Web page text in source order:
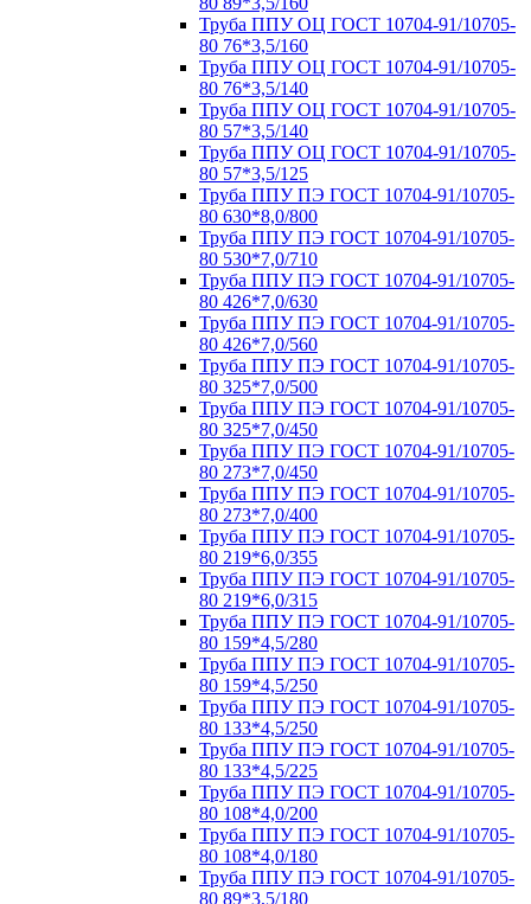
Труба ППУ ОЦ ГОСТ 10704-91/10705-
80 76*3,5/160
Труба ППУ ОЦ ГОСТ 10704-91/10705-
80 76*3,5/140
Труба ППУ ОЦ ГОСТ 10704-91/10705-
80 57*3,5/140
Труба ППУ ОЦ ГОСТ 10704-91/10705-
80 57*3,5/125
Труба ППУ ПЭ ГОСТ 10704-91/10705-
80 630*8,0/800
Труба ППУ ПЭ ГОСТ 10704-91/10705-
80 530*7,0/710
Труба ППУ ПЭ ГОСТ 10704-91/10705-
80 426*7,0/630
Труба ППУ ПЭ ГОСТ 10704-91/10705-
80 426*7,0/560
Труба ППУ ПЭ ГОСТ 10704-91/10705-
80 325*7,0/500
Труба ППУ ПЭ ГОСТ 10704-91/10705-
80 325*7,0/450
Труба ППУ ПЭ ГОСТ 10704-91/10705-
80 273*7,0/450
Труба ППУ ПЭ ГОСТ 10704-91/10705-
80 273*7,0/400
Труба ППУ ПЭ ГОСТ 10704-91/10705-
80 219*6,0/355
Труба ППУ ПЭ ГОСТ 10704-91/10705-
80 219*6,0/315
Труба ППУ ПЭ ГОСТ 10704-91/10705-
80 159*4,5/280
Труба ППУ ПЭ ГОСТ 10704-91/10705-
80 159*4,5/250
Труба ППУ ПЭ ГОСТ 10704-91/10705-
80 133*4,5/250
Труба ППУ ПЭ ГОСТ 10704-91/10705-
80 133*4,5/225
Труба ППУ ПЭ ГОСТ 10704-91/10705-
80 108*4,0/200
Труба ППУ ПЭ ГОСТ 10704-91/10705-
80 108*4,0/180
Труба ППУ ПЭ ГОСТ 10704-91/10705-
80 89*3,5/180